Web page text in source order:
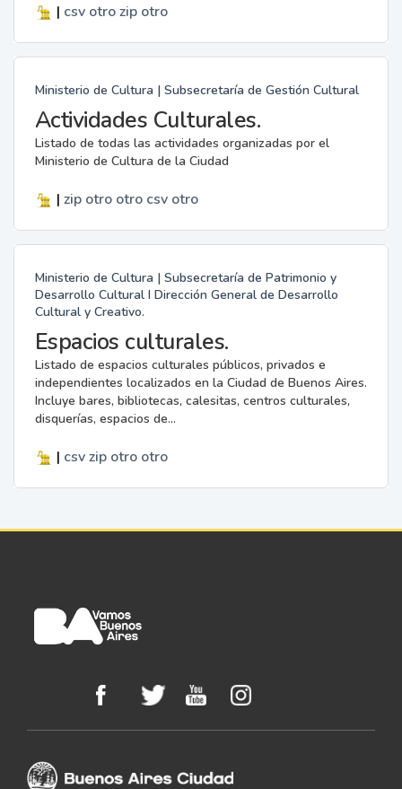
| csv otro zip otro
Ministerio de Cultura | Subsecretaría de Gestión Cultural
Actividades Culturales.
Listado de todas las actividades organizadas por el
Ministerio de Cultura de la Ciudad
| zip otro otro csv otro
Ministerio de Cultura | Subsecretaría de Patrimonio y
Desarrollo Cultural I Dirección General de Desarrollo
Cultural y Creativo.
Espacios culturales.
Listado de espacios culturales públicos, privados e
independientes localizados en la Ciudad de Buenos Aires.
Incluye bares, bibliotecas, calesitas, centros culturales,
disquerías, espacios de...
| csv zip otro otro